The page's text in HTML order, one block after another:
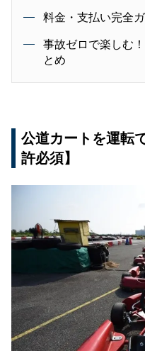
料金・支払い完全
事故ゼロで楽しむ
とめ
公道カートを運転
許必須】